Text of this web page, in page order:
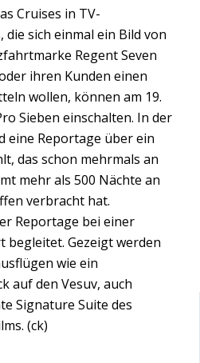
Cruises in TV-
die sich einmal ein Bild von
Regent Seven
ihren Kunden einen
wollen, können am 19.
Sieben einschalten. In der
eine Reportage über ein
das schon mehrmals an
mehr als 500 Nächte an
verbracht hat.
Reportage bei einer
Gezeigt werden
wie ein
auf den Vesuv, auch
Signature Suite des
(ck)